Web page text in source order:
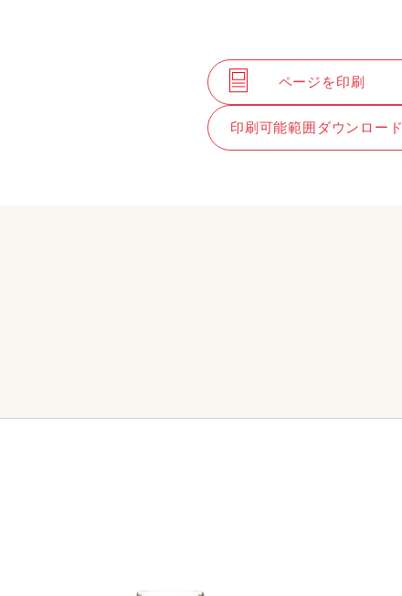
ページを印刷
印刷可能範囲ダウンロード